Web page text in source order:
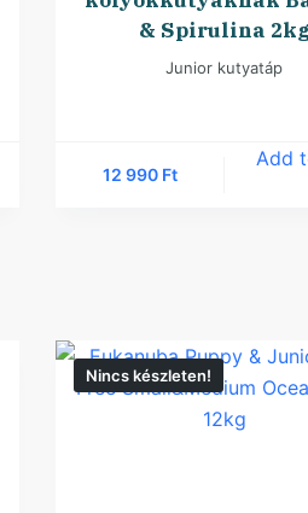
& Spirulina
Junior kutyatáp
12 990 Ft
Add
Nincs készleten!